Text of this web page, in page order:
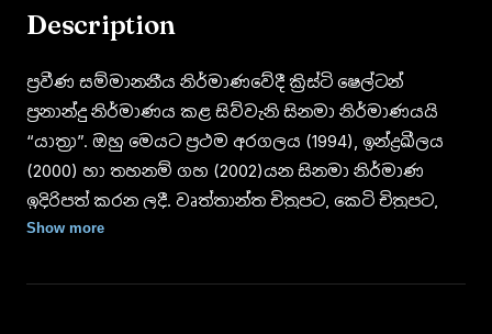
Description
ප්‍රවීණ සම්මානනීය නිර්මාණවේදී ක්‍රිස්ටි ෂෙල්ටන්
ප්‍රනාන්දු නිර්මාණය කළ සිව්වැනි සිනමා නිර්මාණයයි
“යාත්‍රා”. ඔහු මෙයට ප්‍රථම අරගලය (1994), ඉන්ද්‍රඛීලය
(2000) හා තහනම් ගහ (2002)යන සිනමා නිර්මාණ
ඉදිරිපත් කරන ලදී. වෘත්තාන්ත චිත්‍රපට, කෙටි චිත්‍රපට,
වාර්තා සහ අර්ධ වෘත්තාන්ත චිත්‍රපට, ප්‍රාසංගික හා
රූපවාහිනී වාර්තා වැඩසටහන් තිර රචකයකු වූ ඔහු
Show more